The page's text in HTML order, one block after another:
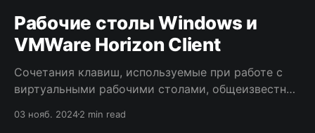
Рабочие столы Windows и
VMWare Horizon Client
Сочетания клавиш, используемые при работе с
виртуальными рабочими столами, общеизвестны.
вместе с виртуальными есть некоторые
03 нояб. 20242 min read